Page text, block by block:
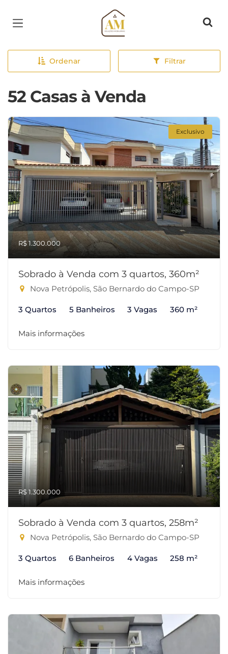
Página inicial
Ordenar Filtrar
52 Casas à Venda
Exclusivo
R$ 1.300.000
Sobrado à Venda com 3 quartos, 360m²
Nova Petrópolis, São Bernardo do Campo-SP
3 Quartos 5 Banheiros 3 Vagas 360 m²
Mais informações
R$ 1.300.000
Sobrado à Venda com 3 quartos, 258m²
Nova Petrópolis, São Bernardo do Campo-SP
3 Quartos 6 Banheiros 4 Vagas 258 m²
Mais informações